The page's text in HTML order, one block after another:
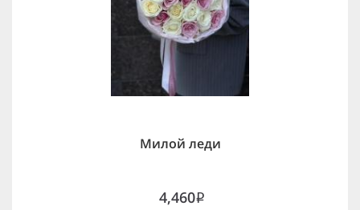
Милой леди
4,460i